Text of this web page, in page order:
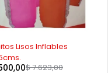
Lisos Inflables
$7.623,00